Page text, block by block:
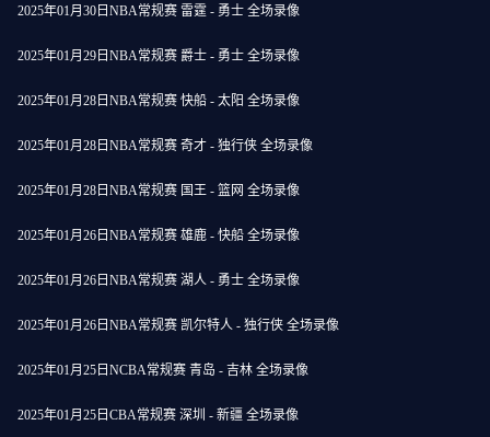
2025年01月30日NBA常规赛 雷霆 - 勇士 全场录像
2025年01月29日NBA常规赛 爵士 - 勇士 全场录像
2025年01月28日NBA常规赛 快船 - 太阳 全场录像
2025年01月28日NBA常规赛 奇才 - 独行侠 全场录像
2025年01月28日NBA常规赛 国王 - 篮网 全场录像
2025年01月26日NBA常规赛 雄鹿 - 快船 全场录像
2025年01月26日NBA常规赛 湖人 - 勇士 全场录像
2025年01月26日NBA常规赛 凯尔特人 - 独行侠 全场录像
2025年01月25日NCBA常规赛 青岛 - 吉林 全场录像
2025年01月25日CBA常规赛 深圳 - 新疆 全场录像